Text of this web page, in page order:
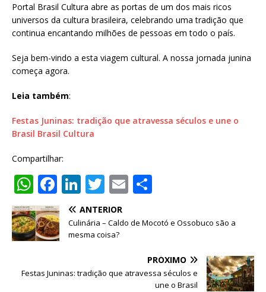
Portal Brasil Cultura abre as portas de um dos mais ricos
universos da cultura brasileira, celebrando uma tradição que
continua encantando milhões de pessoas em todo o país.
Seja bem-vindo a esta viagem cultural. A nossa jornada junina
começa agora.
Leia também:
Festas Juninas: tradição que atravessa séculos e une o
Brasil Brasil Cultura
Compartilhar:
W
h
at
s
p
F
a
c
e
o
Li
n
k
e
n
T
w
it
te
E
ai ar
ANTERIOR
Culinária – Caldo de Mocotó e Ossobuco são a
mesma coisa?
PRÓXIMO
Festas Juninas: tradição que atravessa séculos e
une o Brasil